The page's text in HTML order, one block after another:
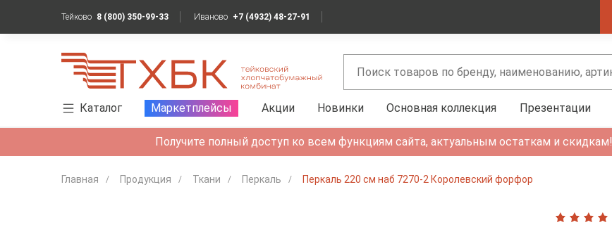
Тейково 8 (800) 350-99-33 Иваново +7 (4932) 48-27-91
Каталог Маркетплейсы Акции Новинки Основная коллекция Презентации
Получите полный доступ ко всем функциям сайта, актуальным остаткам и скидкам!
Главная Продукция Ткани Перкаль Перкаль 220 см наб 7270-2 Королевский форфор